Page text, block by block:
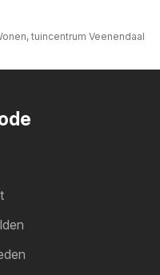
tuincentrum Veenendaal